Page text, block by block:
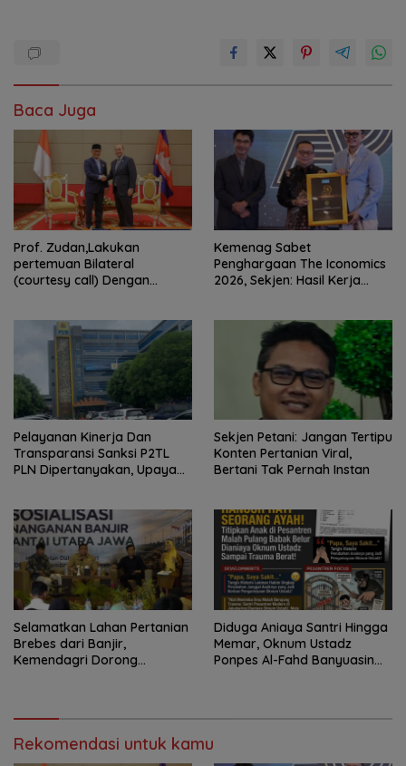
Baca Juga
Prof. Zudan,Lakukan
pertemuan Bilateral
(courtesy call) Dengan
Siapkan Indonesia Jadi Pusat
Kolaborasi ASN ASEAN
Kemenag Sabet
Penghargaan The Iconomics
2026, Sekjen: Hasil Kerja
Pelayanan Kinerja Dan
Transparansi Sanksi P2TL
PLN Dipertanyakan, Upaya
Sekjen Petani: Jangan Tertipu
Konten Pertanian Viral,
Bertani Tak Pernah Instan
Selamatkan Lahan Pertanian
Brebes dari Banjir,
Kemendagri Dorong
Diduga Aniaya Santri Hingga
Memar, Oknum Ustadz
Ponpes Al-Fahd Banyuasin
Rekomendasi untuk kamu